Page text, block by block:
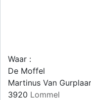
Waar :
De Moffel
Martinus Van
3920 Lommel